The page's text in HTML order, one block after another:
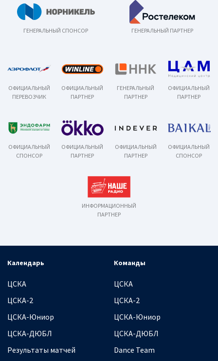
ГЕНЕРАЛЬНЫЙ СПОНСОР ГЕНЕРАЛЬНЫЙ ПАРТНЕР
ОФИЦИАЛЬНЫЙ
ПЕРЕВОЗЧИК
ОФИЦИАЛЬНЫЙ
ПАРТНЕР
ГЕНЕРАЛЬНЫЙ
ПАРТНЕР
ОФИЦИАЛЬНЫЙ
ПАРТНЕР
ОФИЦИАЛЬНЫЙ
СПОНСОР
ОФИЦИАЛЬНЫЙ
ПАРТНЕР
ОФИЦИАЛЬНЫЙ
ПАРТНЕР
ОФИЦИАЛЬНЫЙ
СПОНСОР
ИНФОРМАЦИОННЫЙ
ПАРТНЕР
Календарь
ЦСКА
ЦСКА-2
ЦСКА-Юниор
ЦСКА-ДЮБЛ
Результаты матчей
Команды
ЦСКА
ЦСКА-2
ЦСКА-Юниор
ЦСКА-ДЮБЛ
Dance Team